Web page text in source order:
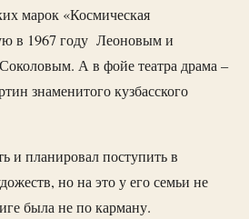
марок «Космическая
в 1967 году Леоновым и
А в фойе театра драма –
знаменитого кузбасского
и планировал поступить в
но на это у его семьи не
была не по карману.